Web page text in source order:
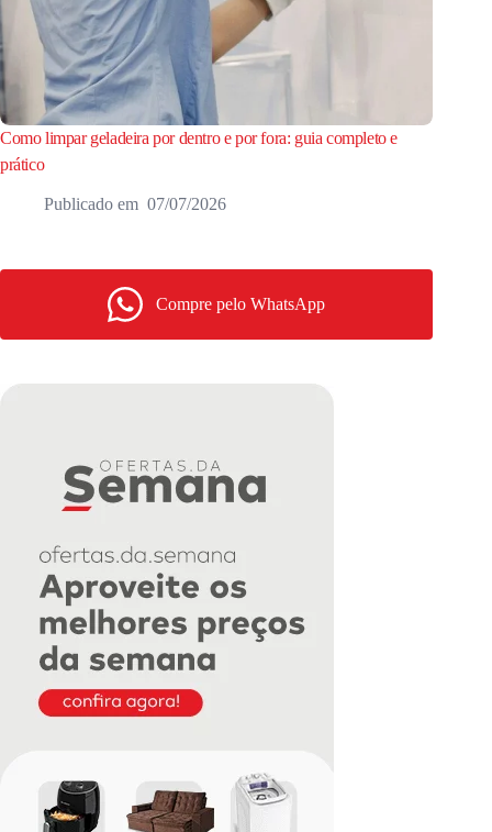
Como limpar geladeira por dentro e por fora: guia completo e
prático
07/07/2026
Compre pelo WhatsApp